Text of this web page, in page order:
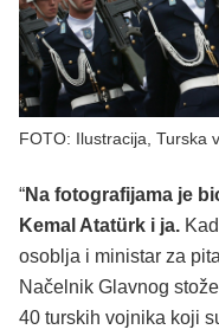
FOTO: Ilustracija, Turska
“Na fotografijama je
Kemal Atatürk i ja.
osoblja i ministar za
Načelnik Glavnog
40 turskih vojnika koji